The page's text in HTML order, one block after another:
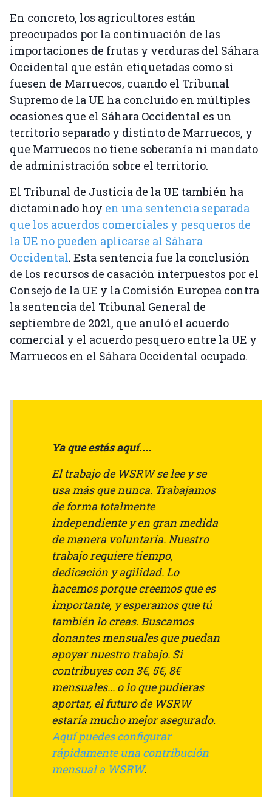
En concreto, los agricultores están
preocupados por la continuación de las
importaciones de frutas y verduras del Sáhara
Occidental que están etiquetadas como si
fuesen de Marruecos, cuando el Tribunal
Supremo de la UE ha concluido en múltiples
ocasiones que el Sáhara Occidental es un
territorio separado y distinto de Marruecos, y
que Marruecos no tiene soberanía ni mandato
de administración sobre el territorio.
El Tribunal de Justicia de la UE también ha
dictaminado hoy en una sentencia separada
que los acuerdos comerciales y pesqueros de
la UE no pueden aplicarse al Sáhara
Occidental. Esta sentencia fue la conclusión
de los recursos de casación interpuestos por el
Consejo de la UE y la Comisión Europea contra
la sentencia del Tribunal General de
septiembre de 2021, que anuló el acuerdo
comercial y el acuerdo pesquero entre la UE y
Marruecos en el Sáhara Occidental ocupado.
Ya que estás aquí....
El trabajo de WSRW se lee y se
usa más que nunca. Trabajamos
de forma totalmente
independiente y en gran medida
de manera voluntaria. Nuestro
trabajo requiere tiempo,
dedicación y agilidad. Lo
hacemos porque creemos que es
importante, y esperamos que tú
también lo creas. Buscamos
donantes mensuales que puedan
apoyar nuestro trabajo. Si
contribuyes con 3€, 5€, 8€
mensuales... o lo que pudieras
aportar, el futuro de WSRW
estaría mucho mejor asegurado.
Aquí puedes configurar
rápidamente una contribución
mensual a WSRW.